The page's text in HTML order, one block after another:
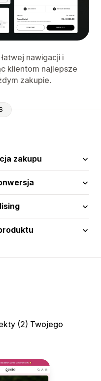
nawigacji i
klientom najlepsze
zakupie.
zakupu
(2) Twojego